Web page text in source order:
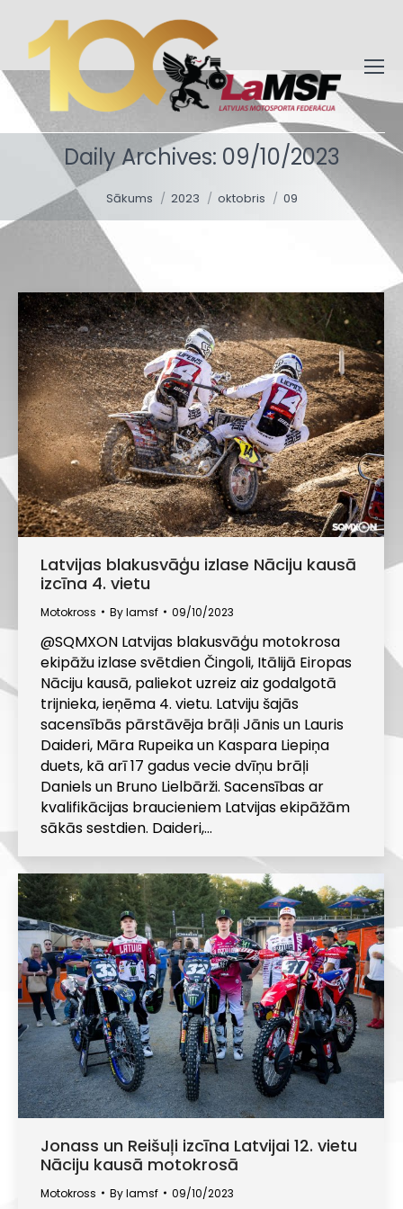
Daily Archives: 09/10/2023
Sākums 2023 oktobris 09
Latvijas blakusvāģu izlase Nāciju kausā
izcīna 4. vietu
Motokross Bylamsf 09/10/2023
@SQMXON Latvijas blakusvāģu motokrosa
ekipāžu izlase svētdien Čingoli, Itālijā Eiropas
Nāciju kausā, paliekot uzreiz aiz godalgotā
trijnieka, ieņēma 4. vietu. Latviju šajās
sacensībās pārstāvēja brāļi Jānis un Lauris
Daideri, Māra Rupeika un Kaspara Liepiņa
duets, kā arī 17 gadus vecie dvīņu brāļi
Daniels un Bruno Lielbārži. Sacensības ar
kvalifikācijas braucieniem Latvijas ekipāžām
sākās sestdien. Daideri,…
Jonass un Reišuļi izcīna Latvijai 12. vietu
Nāciju kausā motokrosā
Motokross Bylamsf 09/10/2023